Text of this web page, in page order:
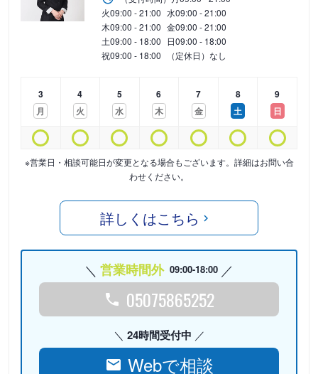
火09:00 - 21:00 水09:00 - 21:00
木09:00 - 21:00 金09:00 - 21:00
土09:00 - 18:00 日09:00 - 18:00
祝09:00 - 18:00 （定休日）なし
3
月
4
火
5
水
6
木
7
金
8
土
9
日
※営業日・相談可能日が変更となる場合もございます。詳細はお問い合
わせください。
詳しくはこちら
営業時間外 09:00-18:00
05075865252
24時間受付中
Webで相談